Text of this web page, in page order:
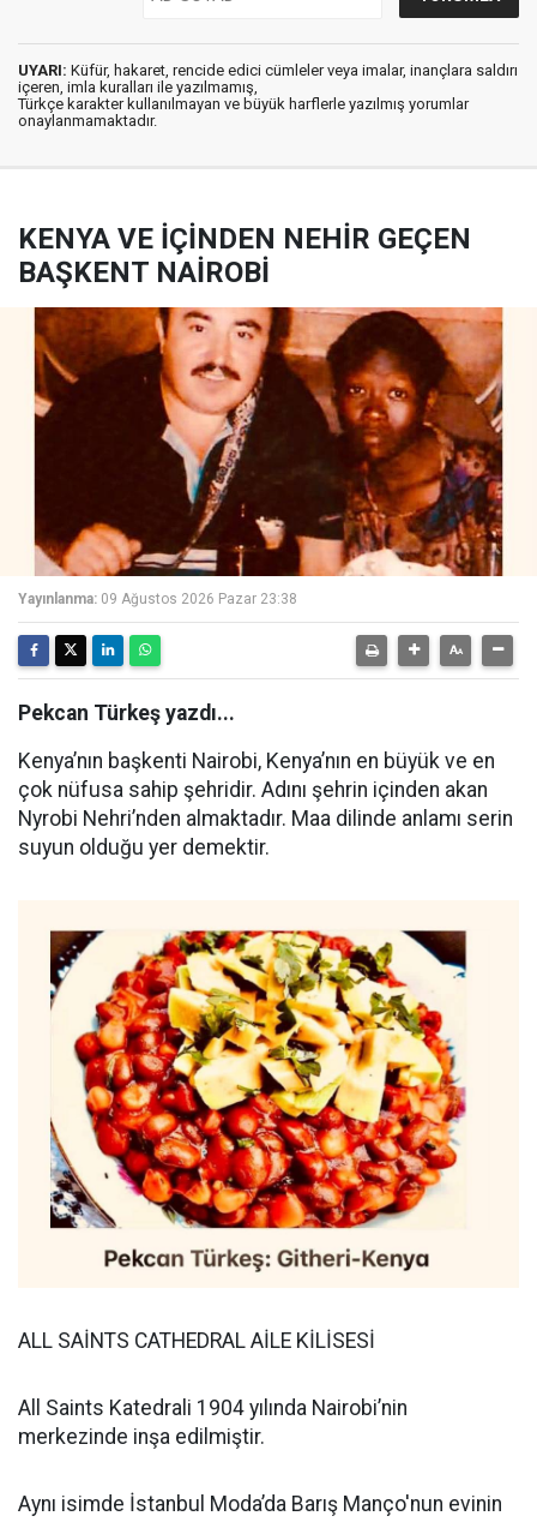
UYARI: Küfür, hakaret, rencide edici cümleler veya imalar, inançlara saldırı
içeren, imla kuralları ile yazılmamış,
Türkçe karakter kullanılmayan ve büyük harflerle yazılmış yorumlar
onaylanmamaktadır.
KENYA VE İÇİNDEN NEHİR GEÇEN
BAŞKENT NAİROBİ
Yayınlanma: 09 Ağustos 2026 Pazar 23:38
Pekcan Türkeş yazdı...
Kenya’nın başkenti Nairobi, Kenya’nın en büyük ve en
çok nüfusa sahip şehridir. Adını şehrin içinden akan
Nyrobi Nehri’nden almaktadır. Maa dilinde anlamı serin
suyun olduğu yer demektir.
ALL SAİNTS CATHEDRAL AİLE KİLİSESİ
All Saints Katedrali 1904 yılında Nairobi’nin
merkezinde inşa edilmiştir.
Aynı isimde İstanbul Moda’da Barış Manço'nun evinin